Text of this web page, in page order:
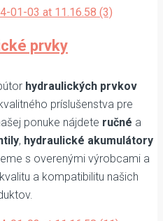
prvky
hydraulických prvkov
príslušenstva pre
ponuke nájdete ručné a
, hydraulické akumulátory
s overenými výrobcami a
a kompatibilitu našich